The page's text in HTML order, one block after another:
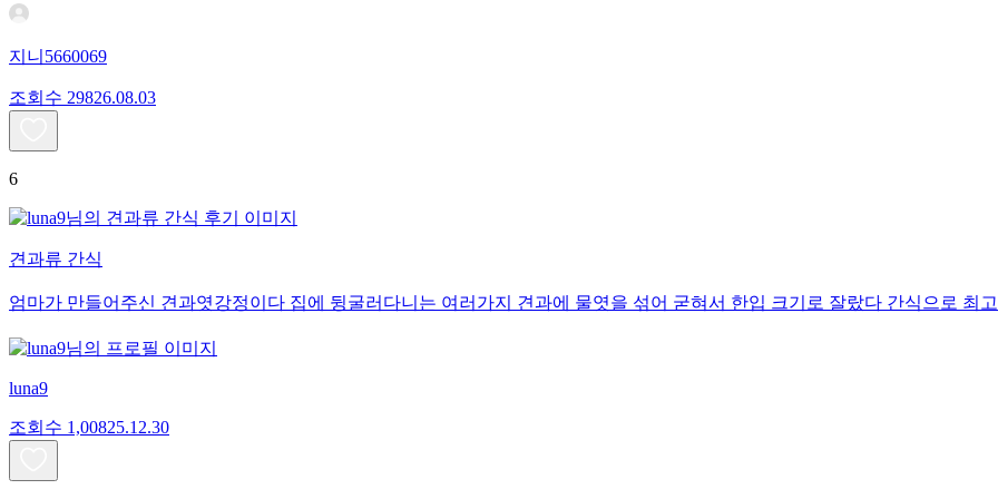
지니5660069
조회수 29826.08.03
6
견과류 간식
엄마가 만들어주신 견과엿강정이다 집에 뒹굴러다니는 여러가지 견과에 물엿을 섞어 굳혀서 한입 크기로 잘랐다 간식으로 최
luna9
조회수 1,00825.12.30